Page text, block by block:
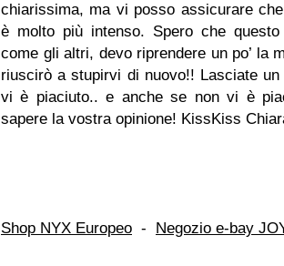
chiarissima, ma vi posso assicurare
è molto più intenso. Spero che
come gli altri, devo riprendere un po’ la
riuscirò a stupirvi di nuovo!! Lasciate
vi è piaciuto.. e anche se non vi è
sapere la vostra opinione! KissKiss
Shop NYX Europeo - Negozio e-bay